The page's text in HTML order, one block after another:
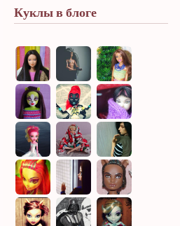
Куклы в блоге